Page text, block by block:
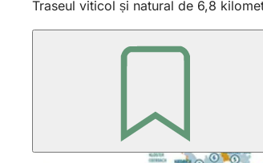
Traseul viticol și natural de 6,8